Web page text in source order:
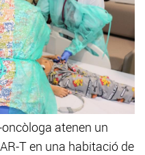
atenen un
T en una habitació de